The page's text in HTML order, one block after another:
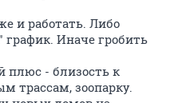
и работать. Либо
график. Иначе гробить
плюс - близость к
трассам, зоопарку.